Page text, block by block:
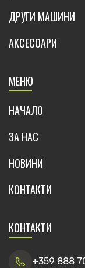
ДРУГИ МАШИНИ
АКСЕСОАРИ
МЕНЮ
НАЧАЛО
ЗА НАС
НОВИНИ
КОНТАКТИ
КОНТАКТИ
+359 888